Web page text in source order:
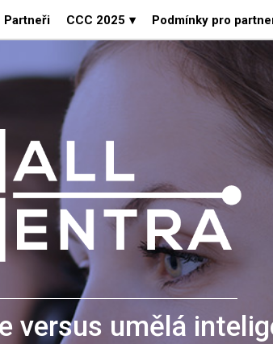
Partneři CCC 2025 ▾ Podmínky pro
versus umělá